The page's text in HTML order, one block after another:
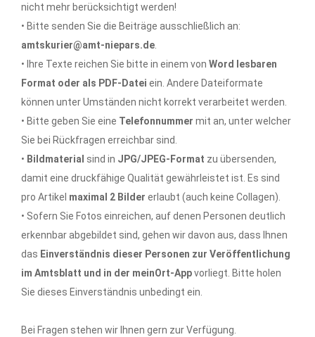
nicht mehr berücksichtigt werden!
• Bitte senden Sie die Beiträge ausschließlich an:
amtskurier@amt-niepars.de.
• Ihre Texte reichen Sie bitte in einem von Word lesbaren
Format oder als PDF-Datei ein. Andere Dateiformate
können unter Umständen nicht korrekt verarbeitet werden.
• Bitte geben Sie eine Telefonnummer mit an, unter welcher
Sie bei Rückfragen erreichbar sind.
• Bildmaterial sind in JPG/JPEG-Format zu übersenden,
damit eine druckfähige Qualität gewährleistet ist. Es sind
pro Artikel maximal 2 Bilder erlaubt (auch keine Collagen).
• Sofern Sie Fotos einreichen, auf denen Personen deutlich
erkennbar abgebildet sind, gehen wir davon aus, dass Ihnen
das Einverständnis dieser Personen zur Veröffentlichung
im Amtsblatt und in der meinOrt-Appvorliegt. Bitte holen
Sie dieses Einverständnis unbedingt ein.
Bei Fragen stehen wir Ihnen gern zur Verfügung.